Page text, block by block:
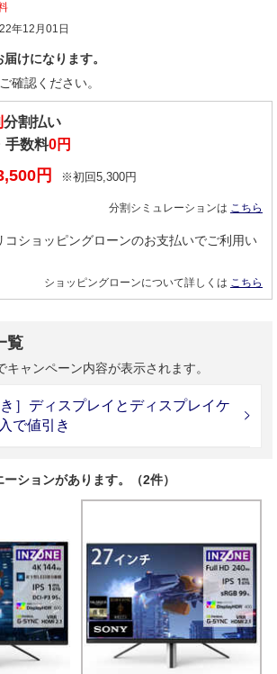
年12月01日
けになります。
確認ください。
分割払い
手数料0円
円 ※初回5,300円
分割シミュレーションは こちら
ショッピングローンのお支払いでご利用い
ショッピングローンについて詳しくは こちら
覧
ャンペーン内容が表示されます。
き］ディスプレイとディスプレイケ
で値引き
ションがあります。（2件）